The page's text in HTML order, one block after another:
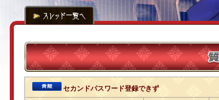
セカンドパスワード登録できず